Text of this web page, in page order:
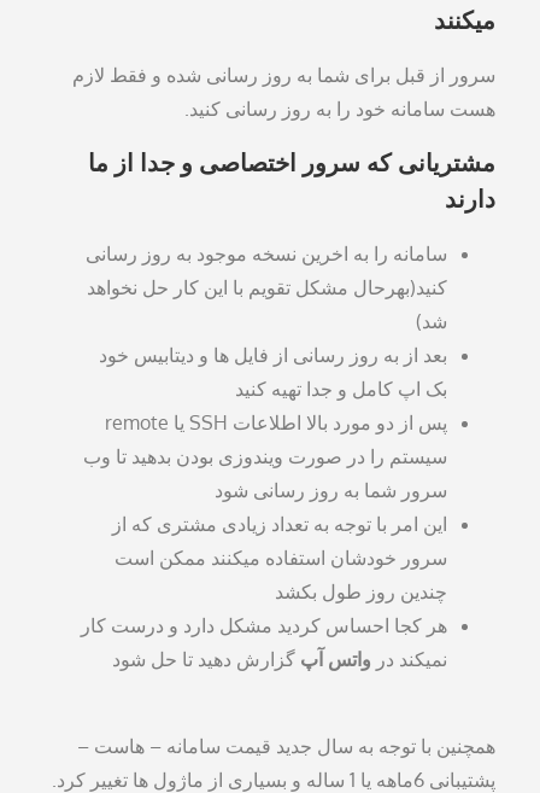
میکنند
سرور از قبل برای شما به روز رسانی شده و فقط لازم
هست سامانه خود را به روز رسانی کنید.
مشتریانی که سرور اختصاصی و جدا از ما
دارند
سامانه را به اخرین نسخه موجود به روز رسانی
کنید(بهرحال مشکل تقویم با این کار حل نخواهد
شد)
بعد از به روز رسانی از فایل ها و دیتابیس خود
بک اپ کامل و جدا تهیه کنید
پس از دو مورد بالا اطلاعات SSH یا remote
سیستم را در صورت ویندوزی بودن بدهید تا وب
سرور شما به روز رسانی شود
این امر با توجه به تعداد زیادی مشتری که از
سرور خودشان استفاده میکنند ممکن است
چندین روز طول بکشد
هر کجا احساس کردید مشکل دارد و درست کار
نمیکند در واتس آپگزارش دهید تا حل شود
همچنین با توجه به سال جدید قیمت سامانه – هاست –
پشتیبانی 6ماهه یا 1 ساله و بسیاری از ماژول ها تغییر کرد.